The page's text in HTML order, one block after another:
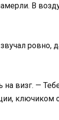
В
звучал
визг. —